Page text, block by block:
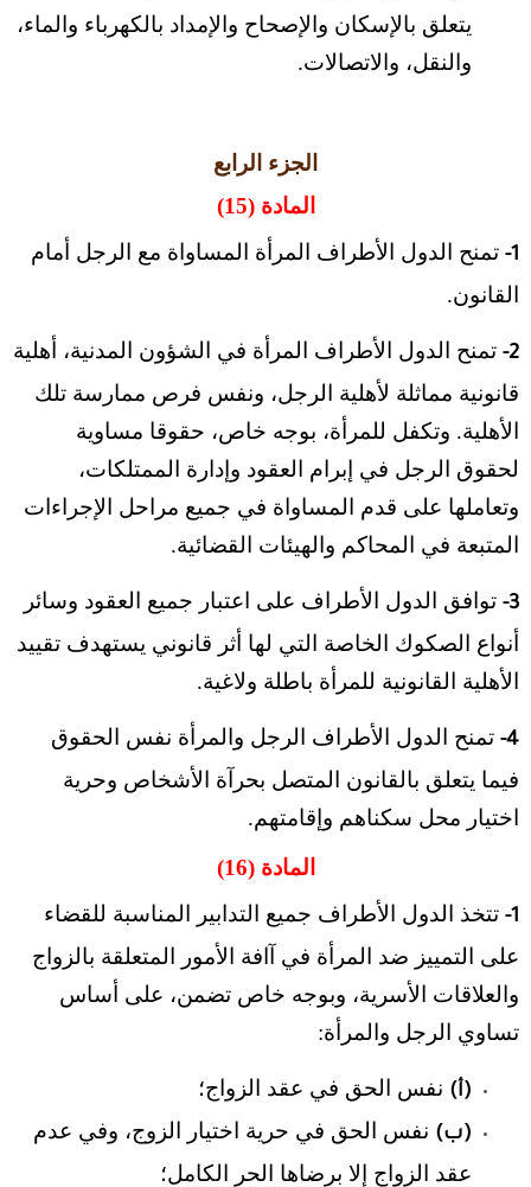
يتعلق بالإسكان والإصحاح والإمداد بالكهرباء والماء،
والنقل، والاتصالات.
الجزء الرابع
المادة (15)
1- تمنح الدول الأطراف المرأة المساواة مع الرجل أمام
القانون.
2- تمنح الدول الأطراف المرأة في الشؤون المدنية، أهلية
قانونية مماثلة لأهلية الرجل، ونفس فرص ممارسة تلك
الأهلية. وتكفل للمرأة، بوجه خاص، حقوقا مساوية
لحقوق الرجل في إبرام العقود وإدارة الممتلكات،
وتعاملها على قدم المساواة في جميع مراحل الإجراءات
المتبعة في المحاكم والهيئات القضائية.
3- توافق الدول الأطراف على اعتبار جميع العقود وسائر
أنواع الصكوك الخاصة التي لها أثر قانوني يستهدف تقييد
الأهلية القانونية للمرأة باطلة ولاغية.
4- تمنح الدول الأطراف الرجل والمرأة نفس الحقوق
فيما يتعلق بالقانون المتصل بحرآة الأشخاص وحرية
اختيار محل سكناهم وإقامتهم.
المادة (16)
1- تتخذ الدول الأطراف جميع التدابير المناسبة للقضاء
على التمييز ضد المرأة في آافة الأمور المتعلقة بالزواج
والعلاقات الأسرية، وبوجه خاص تضمن، على أساس
تساوي الرجل والمرأة:
(أ) نفس الحق في عقد الزواج؛
(ب) نفس الحق في حرية اختيار الزوج، وفي عدم
عقد الزواج إلا برضاها الحر الكامل؛